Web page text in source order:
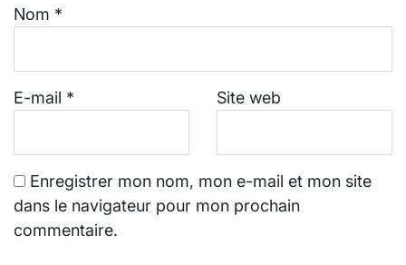
Nom *
E-mail * Site web
Enregistrer mon nom, mon e-mail et mon site
dans le navigateur pour mon prochain
commentaire.